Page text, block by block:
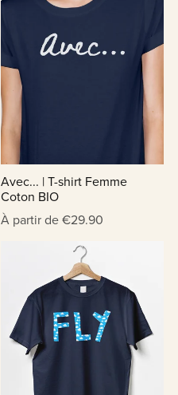
Avec... | T-shirt Femme
Coton BIO
À partir de €29.90